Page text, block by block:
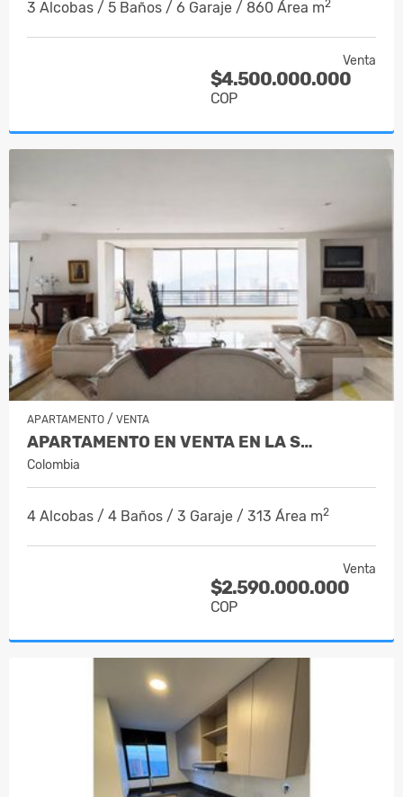
3 Alcobas / 5 Baños / 6 Garaje / 860 Área m2
Venta
$4.500.000.000
COP
APARTAMENTO / VENTA
APARTAMENTO EN VENTA EN LA S…
Colombia
4 Alcobas / 4 Baños / 3 Garaje / 313 Área m2
Venta
$2.590.000.000
COP